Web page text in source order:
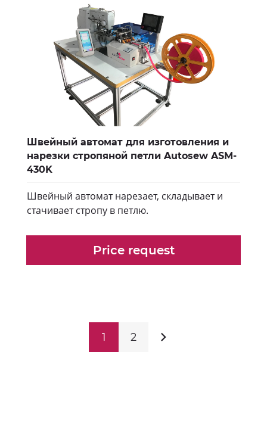
Швейный автомат для изготовления и
нарезки стропяной петли Autosew ASM-
430K
Швейный автомат нарезает, складывает и
стачивает стропу в петлю.
Price request
1 2